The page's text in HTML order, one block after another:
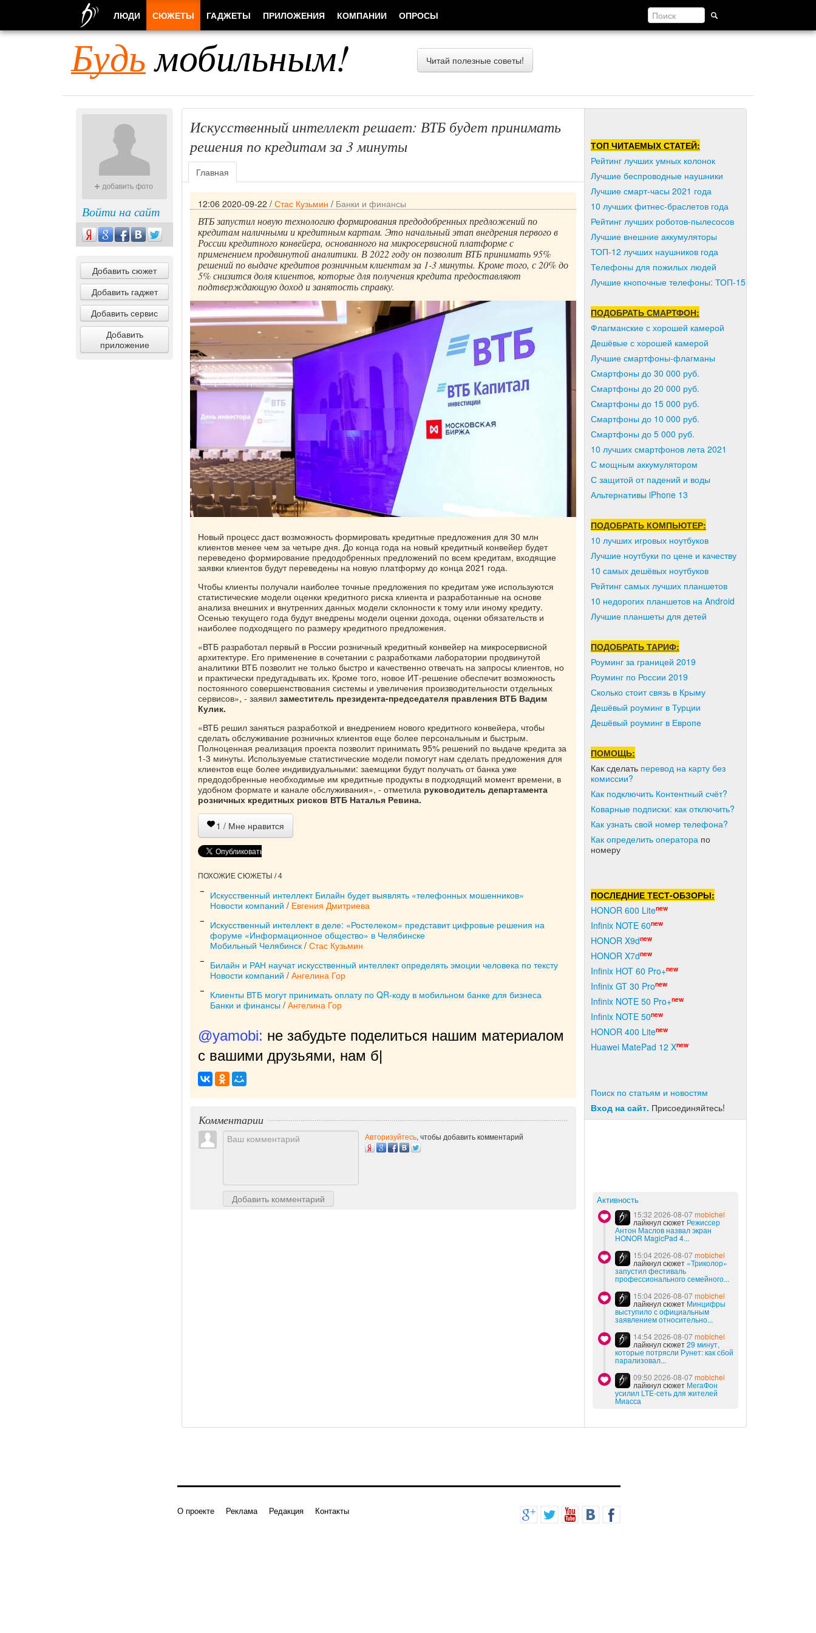
Будьмобильным! Читай полезные советы!
Войти на сайт
Добавить сюжет
Добавить гаджет
Добавить сервис
Добавить
приложение
Искусственный интеллект решает: ВТБ будет принимать
решения по кредитам за 3 минуты
Главная
12:06 2020-09-22 / Стас Кузьмин / Банки и финансы
ВТБ запустил новую технологию формирования предодобренных предложений по
кредитам наличными и кредитным картам. Это начальный этап внедрения первого в
России кредитного конвейера, основанного на микросервисной платформе с
применением продвинутой аналитики. В 2022 году он позволит ВТБ принимать 95%
решений по выдаче кредитов розничным клиентам за 1-3 минуты. Кроме того, с 20% до
5% снизится доля клиентов, которые для получения кредита предоставляют
подтверждающую доход и занятость справку.
Новый процесс даст возможность формировать кредитные предложения для 30 млн
клиентов менее чем за четыре дня. До конца года на новый кредитный конвейер будет
переведено формирование предодобренных предложений по всем кредитам, входящие
заявки клиентов будут переведены на новую платформу до конца 2021 года.
Чтобы клиенты получали наиболее точные предложения по кредитам уже используются
статистические модели оценки кредитного риска клиента и разработанные на основе
анализа внешних и внутренних данных модели склонности к тому или иному кредиту.
Осенью текущего года будут внедрены модели оценки дохода, оценки обязательств и
наиболее подходящего по размеру кредитного предложения.
«ВТБ разработал первый в России розничный кредитный конвейер на микросервисной
архитектуре. Его применение в сочетании с разработками лаборатории продвинутой
аналитики ВТБ позволит не только быстро и качественно отвечать на запросы клиентов, но
и практически предугадывать их. Кроме того, новое ИТ-решение обеспечит возможность
постоянного совершенствования системы и увеличения производительности отдельных
сервисов», - заявил заместитель президента-председателя правления ВТБ Вадим
Кулик.
«ВТБ решил заняться разработкой и внедрением нового кредитного конвейера, чтобы
сделать обслуживание розничных клиентов еще более персональным и быстрым.
Полноценная реализация проекта позволит принимать 95% решений по выдаче кредита за
1-3 минуты. Используемые статистические модели помогут нам сделать предложения для
клиентов еще более индивидуальными: заемщики будут получать от банка уже
предодобренные необходимые им кредитные продукты в подходящий момент времени, в
удобном формате и канале обслуживания», - отметила руководитель департамента
розничных кредитных рисков ВТБ Наталья Ревина.
1 / Мне нравится
ПОХОЖИЕ СЮЖЕТЫ / 4
Искусственный интеллект Билайн будет выявлять «телефонных мошенников»
Новости компаний / Евгения Дмитриева
Искусственный интеллект в деле: «Ростелеком» представит цифровые решения на
форуме «Информационное общество» в Челябинске
Мобильный Челябинск / Стас Кузьмин
Билайн и РАН научат искусственный интеллект определять эмоции человека по тексту
Новости компаний / Ангелина Гор
Клиенты ВТБ могут принимать оплату по QR-коду в мобильном банке для бизнеса
Банки и финансы / Ангелина Гор
@yamobi: не забудьте поделиться нашим материалом
с вашими друзьями, нам будет очень прият
Комментарии
Добавить комментарий
Авторизуйтесь, чтобы добавить комментарий
ТОП ЧИТАЕМЫХ СТАТЕЙ:
Рейтинг лучших умных колонок
Лучшие беспроводные наушники
Лучшие смарт-часы 2021 года
10 лучших фитнес-браслетов года
Рейтинг лучших роботов-пылесосов
Лучшие внешние аккумуляторы
ТОП-12 лучших наушников года
Телефоны для пожилых людей
Лучшие кнопочные телефоны: ТОП-15
ПОДОБРАТЬ СМАРТФОН:
Флагманские с хорошей камерой
Дешёвые с хорошей камерой
Лучшие смартфоны-флагманы
Смартфоны до 30 000 руб.
Смартфоны до 20 000 руб.
Смартфоны до 15 000 руб.
Смартфоны до 10 000 руб.
Смартфоны до 5 000 руб.
10 лучших смартфонов лета 2021
С мощным аккумулятором
С защитой от падений и воды
Альтернативы iPhone 13
ПОДОБРАТЬ КОМПЬЮТЕР:
10 лучших игровых ноутбуков
Лучшие ноутбуки по цене и качеству
10 самых дешёвых ноутбуков
Рейтинг самых лучших планшетов
10 недорогих планшетов на Android
Лучшие планшеты для детей
ПОДОБРАТЬ ТАРИФ:
Роуминг за границей 2019
Роуминг по России 2019
Сколько стоит связь в Крыму
Дешёвый роуминг в Турции
Дешёвый роуминг в Европе
ПОМОЩЬ:
Как сделать перевод на карту без
комиссии?
Как подключить Контентный счёт?
Коварные подписки: как отключить?
Как узнать свой номер телефона?
Как определить оператора по
номеру
ПОСЛЕДНИЕ ТЕСТ-ОБЗОРЫ:
HONOR 600 Litenew
Infinix NOTE 60new
HONOR X9dnew
HONOR X7dnew
Infinix HOT 60 Pro+new
Infinix GT 30 Pronew
Infinix NOTE 50 Pro+new
Infinix NOTE 50new
HONOR 400 Litenew
Huawei MatePad 12 Xnew
Поиск по статьям и новостям
Вход на сайт. Присоединяйтесь!
Активность
15:32 2026-08-07mobichel
лайкнул сюжет Режиссер
Антон Маслов назвал экран
HONOR MagicPad 4...
15:04 2026-08-07mobichel
лайкнул сюжет «Триколор»
запустил фестиваль
профессионального семейного...
15:04 2026-08-07mobichel
лайкнул сюжет Минцифры
выступило с официальным
заявлением относительно...
14:54 2026-08-07mobichel
лайкнул сюжет29 минут,
которые потрясли Рунет: как сбой
парализовал...
09:50 2026-08-07mobichel
лайкнул сюжет МегаФон
усилил LTE-сеть для жителей
Миасса
ЛЮДИ СЮЖЕТЫ ГАДЖЕТЫ ПРИЛОЖЕНИЯ КОМПАНИИ ОПРОСЫ
О проекте Реклама Редакция Контакты